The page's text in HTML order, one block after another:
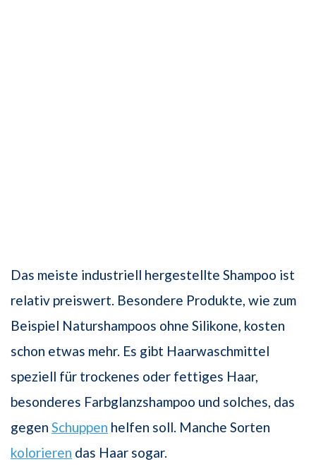
Das meiste industriell hergestellte Shampoo ist
relativ preiswert. Besondere Produkte, wie zum
Beispiel Naturshampoos ohne Silikone, kosten
schon etwas mehr. Es gibt Haarwaschmittel
speziell für trockenes oder fettiges Haar,
besonderes Farbglanzshampoo und solches, das
gegen Schuppen helfen soll. Manche Sorten
kolorieren das Haar sogar.